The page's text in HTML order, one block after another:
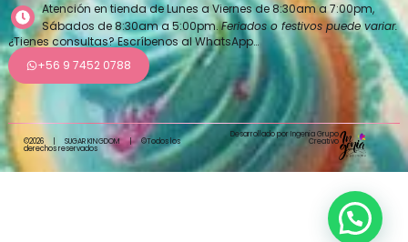
Atención en tienda de Lunes a Viernes de 8:30am a 7:00pm,
Sábados de 8:30am a 5:00pm.Feriados o festivos puede variar.
¿Tienes consultas? Escríbenos al WhatsApp…
+56 9 7452 0788
©2026 SUGAR KINGDOM | ©Todos los
derechos reservados
Desarrollado por Ingenia Grupo
Creativo